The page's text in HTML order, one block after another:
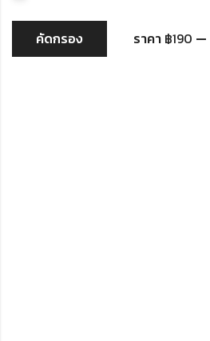
คัดกรอง ราคา ฿190 —